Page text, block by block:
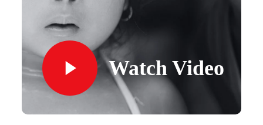
Watch Video